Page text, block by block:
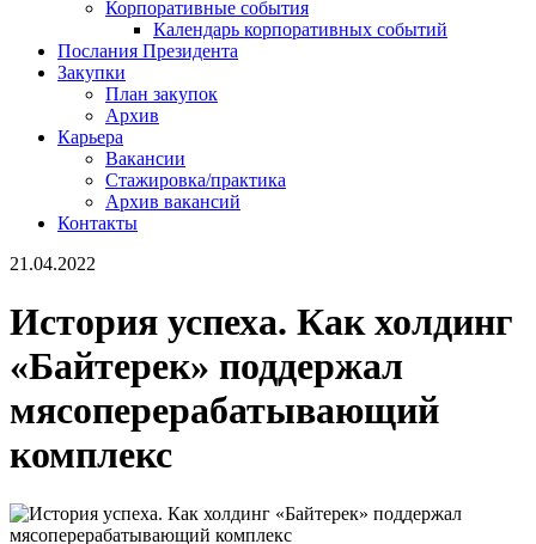
Корпоративные события
Календарь корпоративных событий
Послания Президента
Закупки
План закупок
Архив
Карьера
Вакансии
Стажировка/практика
Архив вакансий
Контакты
21.04.2022
История успеха. Как холдинг
«Байтерек» поддержал
мясоперерабатывающий
комплекс